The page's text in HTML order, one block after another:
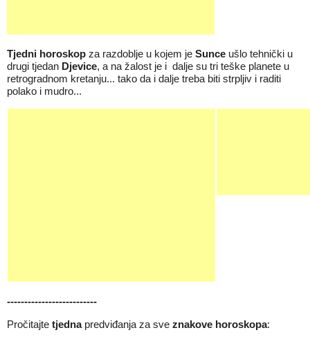
Tjedni horoskop za razdoblje u kojem je Sunce ušlo tehnički u
drugi tjedan Djevice, a na žalost je i dalje su tri teške planete u
retrogradnom kretanju... tako da i dalje treba biti strpljiv i raditi
polako i mudro...
--------------------------
Pročitajte tjedna predviđanja za sve znakove horoskopa: